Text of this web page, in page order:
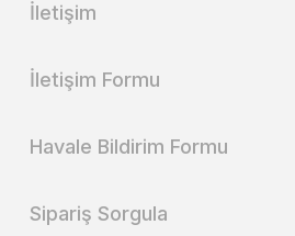
İletişim
İletişim Formu
Havale Bildirim Formu
Sipariş Sorgula